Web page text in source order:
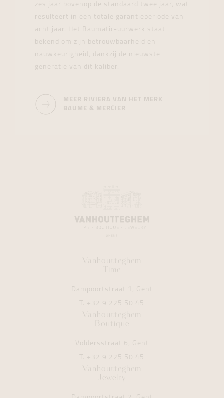
zes jaar bovenop de standaard twee jaar, wat
resulteert in een totale garantieperiode van
acht jaar. Het Baumatic-uurwerk staat
bekend om zijn betrouwbaarheid en
nauwkeurigheid, dankzij de nieuwste
generatie van dit kaliber.
MEER RIVIERA VAN HET MERK
BAUME & MERCIER
Vanhoutteghem
Time
Dampoortstraat 1, Gent
T. +32 9 225 50 45
Vanhoutteghem
Boutique
Voldersstraat 6, Gent
T. +32 9 225 50 45
Vanhoutteghem
Jewelry